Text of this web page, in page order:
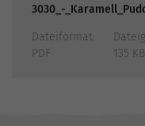
3030_-
Dateiformat:
PDF
135 KB